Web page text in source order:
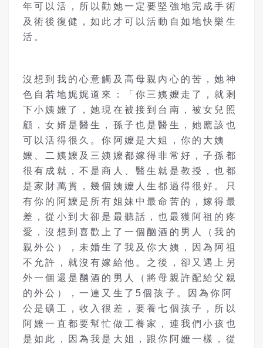
年可以活，所以勸她一定要堅強地完成手術
及術後復健，如此才可以活動自如地快樂生
活。
沒想到我的心意觸及高母親內心的苦，她神
色自若地娓娓道來：「你三姨嬤走了，就剩
下小姨嬤了，她現在被接到台南，被女兒照
顧，女婿是醫生，孫子也是醫生，她應該也
可以活得很久。你阿嬤是大姐，你的大姨
嬤、二姨嬤及三姨嬤都嫁得非常好，子孫都
很有成就，不是商人、醫生就是教授，也都
是家財萬貫，幾個姨嬤人生都過得很好。只
有你的阿嬤是所有姐妹中最命苦的，嫁得最
差，從小到大卻是最聽話，也最獲阿祖的疼
愛，沒想到喜歡上了一個酗酒的男人（我的
親外公），未婚生了我及你大姨，因為阿祖
不允許，就沒有嫁給他。之後，卻又遇上另
外一個還是酗酒的男人（將母親許配給父親
的外公），一連又生了5個孩子。因為你阿
公是礦工，收入很差，要養七個孩子，所以
阿嬤一直都要幫忙做工養家，連我們小孩也
是如此，因為我是大姐，跟你阿嬤一樣，從